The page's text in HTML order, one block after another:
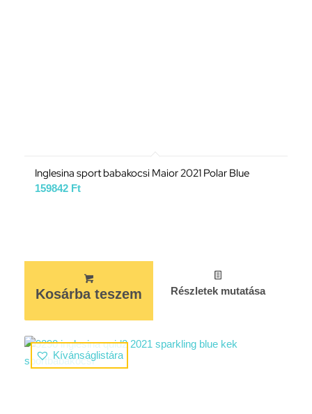
Inglesina sport babakocsi Maior 2021 Polar Blue
159842 Ft
Kosárba teszem Részletek mutatása
Kívánságlistára